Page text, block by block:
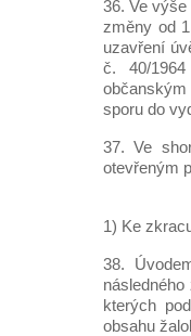
36. Ve
změny od
uzavření
č. 40/
občanským
sporu do
37. Ve
otevřeným
1) Ke
38.
kterých
obsahu